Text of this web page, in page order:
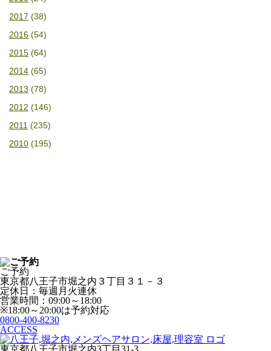
2017 (38)
2016 (54)
2015 (64)
2014 (65)
2013 (78)
2012 (146)
2011 (235)
2010 (195)
ご予約
東京都八王子市堀之内３丁目３１－３
定休日：毎週月火連休
営業時間：09:00～18:00
※18:00～20:00は予約対応
0800-400-8230
ACCESS
東京都八王子市堀之内3丁目31-3